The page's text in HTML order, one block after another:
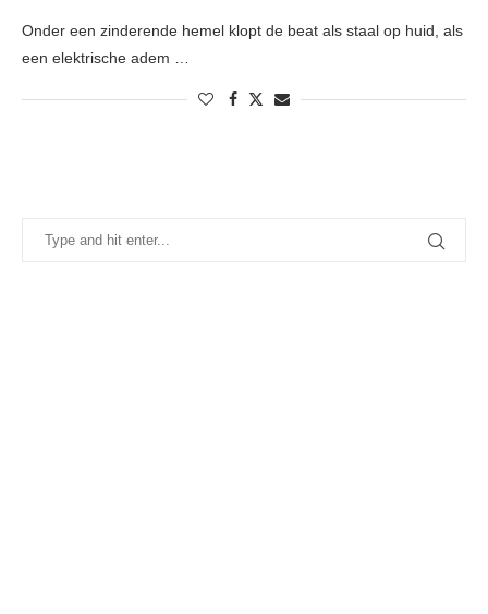
Onder een zinderende hemel klopt de beat als staal op huid, als
een elektrische adem …